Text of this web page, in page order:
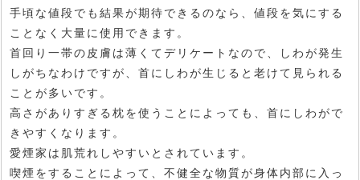
手頃な値段でも結果が期待できるのなら、値段を気にする
ことなく大量に使用できます。
首回り一帯の皮膚は薄くてデリケートなので、しわが発生
しがちなわけですが、首にしわが生じると老けて見られる
ことが多いです。
高さがありすぎる枕を使うことによっても、首にしわがで
きやすくなります。
愛煙家は肌荒れしやすいとされています。
喫煙をすることによって、不健全な物質が身体内部に入っ